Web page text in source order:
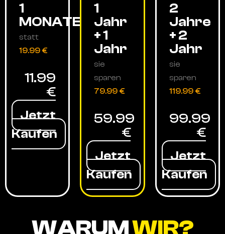
1
MONATE
statt
19.99 €
11.99
€
Jetzt
Kaufen
1
Jahr
+ 1
Jahr
sie
sparen
79.99 €
59.99
€
Jetzt
Kaufen
2
Jahre
+ 2
Jahr
sie
sparen
119.99 €
99.99
€
Jetzt
Kaufen
WARUMWIR?